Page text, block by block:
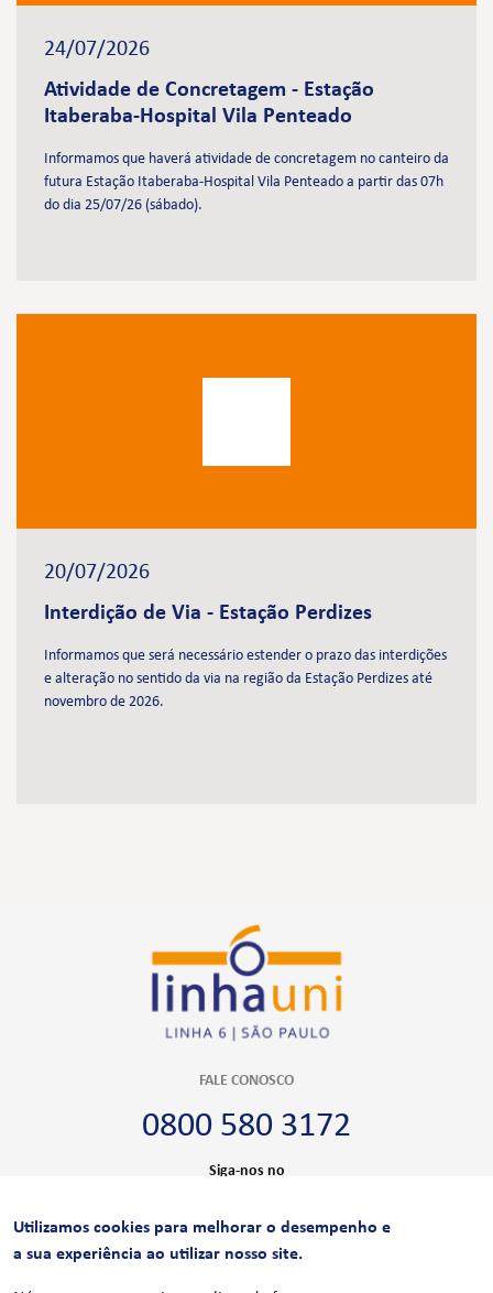
24/07/2026
Atividade de Concretagem - Estação
Itaberaba-Hospital Vila Penteado
Informamos que haverá atividade de concretagem no canteiro da
futura Estação Itaberaba-Hospital Vila Penteado a partir das 07h
do dia 25/07/26 (sábado).
20/07/2026
Interdição de Via - Estação Perdizes
Informamos que será necessário estender o prazo das interdições
e alteração no sentido da via na região da Estação Perdizes até
novembro de 2026.
FALE CONOSCO
0800 580 3172
Siga-nos no
CERTIFICAÇÕES
Utilizamos cookies para melhorar o desempenho e
a sua experiência ao utilizar nosso site.